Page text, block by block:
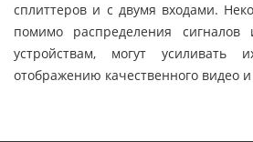
сплиттеров и с двумя входами.
помимо распределения
устройствам, могут усиливать
отображению качественного видео и